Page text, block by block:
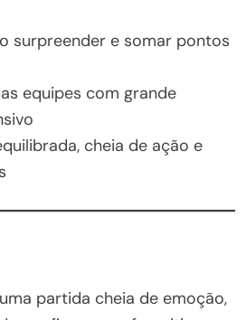
surpreender e somar pontos
equipes com grande
cheia de ação e
partida cheia de emoção,